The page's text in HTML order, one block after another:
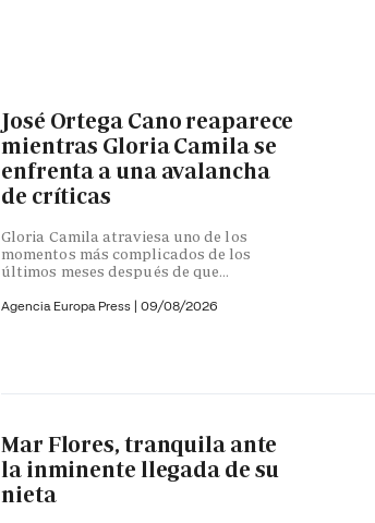
José Ortega Cano reaparece
mientras Gloria Camila se
enfrenta a una avalancha
de críticas
Gloria Camila atraviesa uno de los
momentos más complicados de los
últimos meses después de que...
Agencia Europa Press | 09/08/2026
Mar Flores, tranquila ante
la inminente llegada de su
nieta